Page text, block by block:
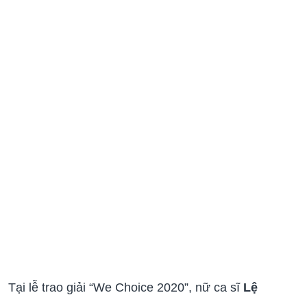
Tại lễ trao giải “We Choice 2020”, nữ ca sĩ Lệ